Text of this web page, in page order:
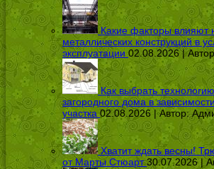
Какие факторы влияют
металлических конструкций в
эксплуатации 02.08.2026 |
Как выбрать
загородного дома в
участка 02.08.2026 | Автор:
Хватит ждать весны!
от Марты Стюарт 30.07.2026 |